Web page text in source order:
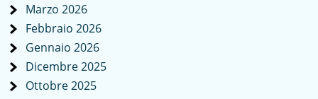
Marzo 2026
Febbraio 2026
Gennaio 2026
Dicembre 2025
Ottobre 2025